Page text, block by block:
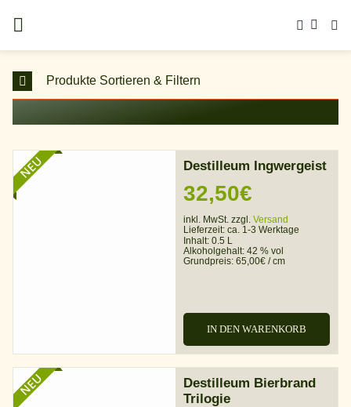
Inhalt
springen
Produkte Sortieren & Filtern
NEU Destilleum Ingwergeist
32,50€
inkl. MwSt. zzgl. Versand
Lieferzeit: ca. 1-3 Werktage
Inhalt: 0.5 L
Alkoholgehalt: 42 % vol
Grundpreis: 65,00€ /cm
IN DEN WARENKORB
NEU
Destilleum Bierbrand
Trilogie